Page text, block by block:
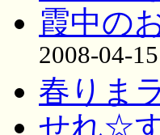
霞中の
2008-04-
春りま
せれ☆